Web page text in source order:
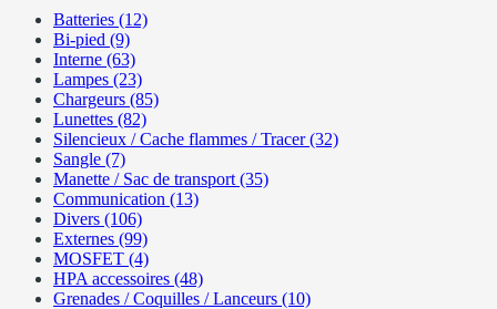
Batteries (12)
Bi-pied (9)
Interne (63)
Lampes (23)
Chargeurs (85)
Lunettes (82)
Silencieux / Cache flammes / Tracer (32)
Sangle (7)
Manette / Sac de transport (35)
Communication (13)
Divers (106)
Externes (99)
MOSFET (4)
HPA accessoires (48)
Grenades / Coquilles / Lanceurs (10)